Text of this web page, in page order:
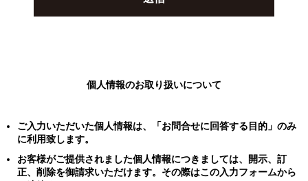
個人情報のお取り扱いについて
ご入力いただいた個人情報は、「お問合せに回答する目的」のみ
に利用致します。
お客様がご提供されました個人情報につきましては、開示、訂
正、削除を御請求いただけます。その際はこの入力フォームから